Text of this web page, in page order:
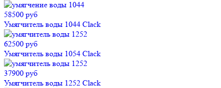
58500 руб
Умягчитель воды 1044 Clack
62500 руб
Умягчитель воды 1054 Clack
37900 руб
Умягчитель воды 1252 Clack